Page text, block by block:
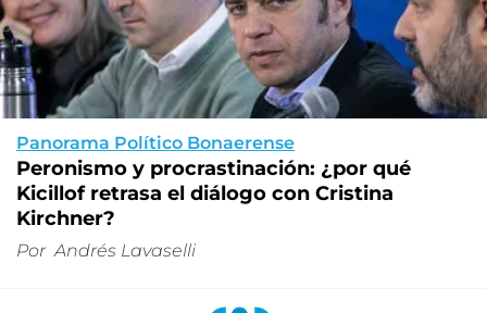
Panorama Político Bonaerense
Peronismo y procrastinación: ¿por qué
Kicillof retrasa el diálogo con Cristina
Kirchner?
Por Andrés Lavaselli